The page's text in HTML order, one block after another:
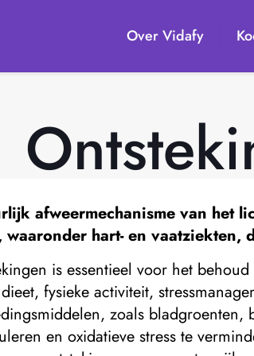
Over Vidafy
afweermechanisme van het
waaronder hart- en
is essentieel voor het
fysieke activiteit,
zoals
en oxidatieve stress te